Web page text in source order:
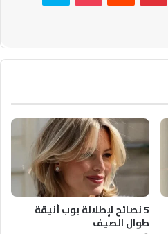
5 نصائح لإطلالة بوب أنيقة
طوال الصيف